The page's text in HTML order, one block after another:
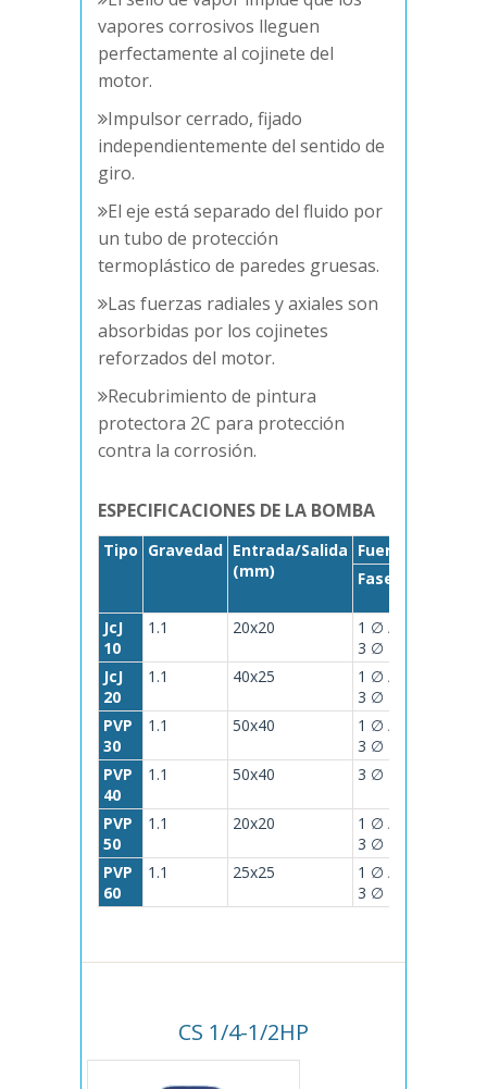
vapores corrosivos lleguen
perfectamente al cojinete del
motor.
Impulsor cerrado, fijado
independientemente del sentido de
giro.
El eje está separado del fluido por
un tubo de protección
termoplástico de paredes gruesas.
Las fuerzas radiales y axiales son
absorbidas por los cojinetes
reforzados del motor.
Recubrimiento de pintura
protectora 2C para protección
contra la corrosión.
ESPECIFICACIONES DE LA BOMBA
Tipo Gravedad Entrada/Salida
(mm)
Fuerza
Fase
JcJ
10
1.1 20x20
1 ∅ /
3 ∅
JcJ
20
1.1 40x25
1 ∅ /
3 ∅
PVP
30
1.1 50x40
1 ∅ /
3 ∅
PVP
40
1.1 50x40 3 ∅
PVP
50
1.1 20x20
1 ∅ /
3 ∅
PVP
60
1.1 25x25
1 ∅ /
3 ∅
CS 1/4-1/2HP